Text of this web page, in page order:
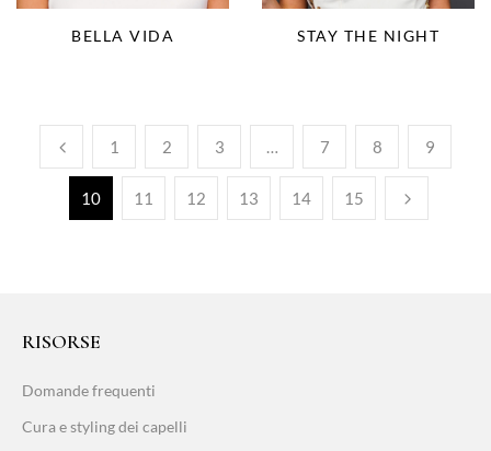
BELLA VIDA STAY THE NIGHT
1 2 3 … 7 8 9
10 11 12 13 14 15
RISORSE
Domande frequenti
Cura e styling dei capelli